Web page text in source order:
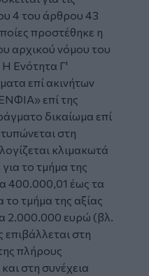
4 του άρθρου 43
προστέθηκε η
αρχικού νόμου του
Ενότητα Γ'
επί ακινήτων
επί της
δικαίωμα επί
στη
κλιμακωτά
το τμήμα της
400.000,01 έως τα
τμήμα της αξίας
2.000.000 ευρώ (βλ.
στη
πλήρους
στη συνέχεια